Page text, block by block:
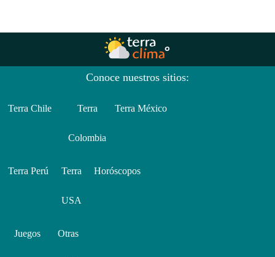
Conoce nuestros sitios:
Terra Chile Terra
Colombia
Terra México
Terra Perú Terra
USA
Horóscopos
Juegos Otras